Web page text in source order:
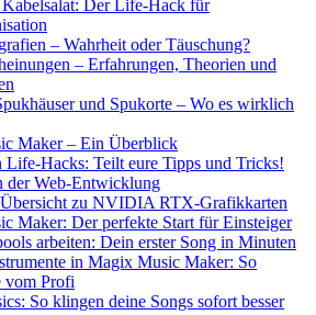
Der Life-Hack für
– Wahrheit oder Täuschung?
– Erfahrungen, Theorien und
und Spukorte – Wo es wirklich
Maker – Ein Überblick
Life-Hacks: Teilt eure Tipps und Tricks!
der Web-Entwicklung
zu NVIDIA RTX-Grafikkarten
Maker: Der perfekte Start für Einsteiger
arbeiten: Dein erster Song in Minuten
in Magix Music Maker: So
vom Profi
So klingen deine Songs sofort besser